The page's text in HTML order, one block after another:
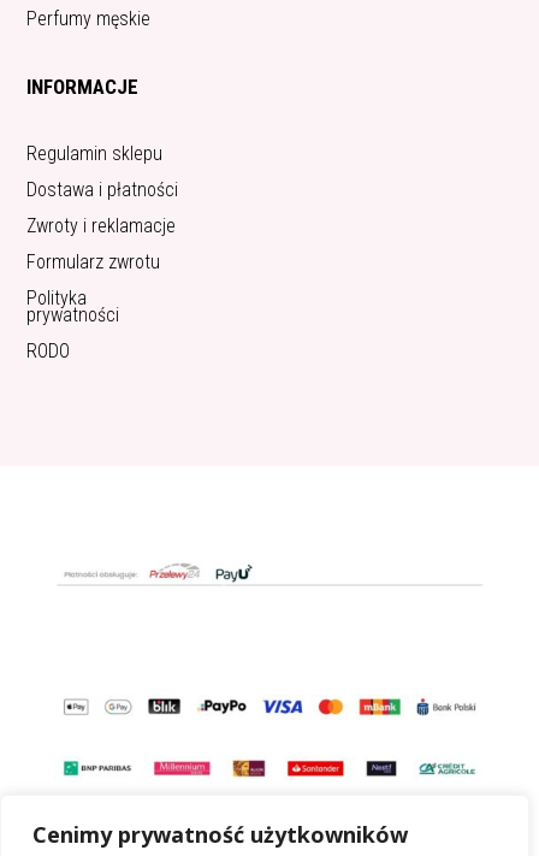
Cenimy prywatność użytkowników
Perfumy męskie
INFORMACJE
Regulamin sklepu
Dostawa i płatności
Zwroty i reklamacje
Formularz zwrotu
Polityka
prywatności
RODO